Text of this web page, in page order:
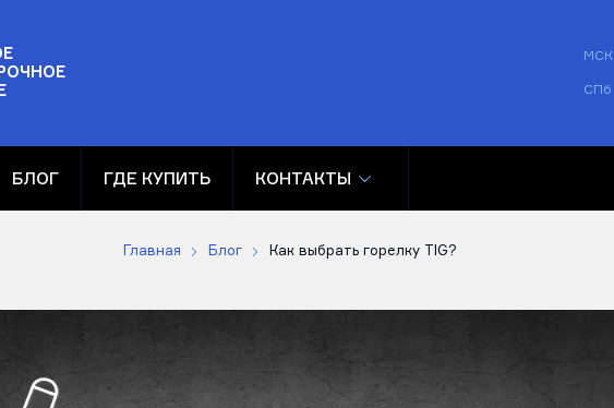
МСК
СПб
БЛОГ ГДЕ КУПИТЬ КОНТАКТЫ
Главная Блог Как выбрать горелку TIG?